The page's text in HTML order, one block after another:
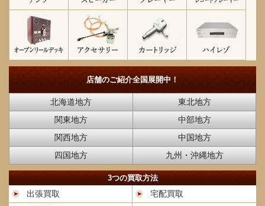
店舗のご紹介全国展開中！
北海道地方
東北地方
関東地方
中部地方
関西地方
中国地方
四国地方
九州・沖縄地方
3つの買取方法
出張買取
宅配買取